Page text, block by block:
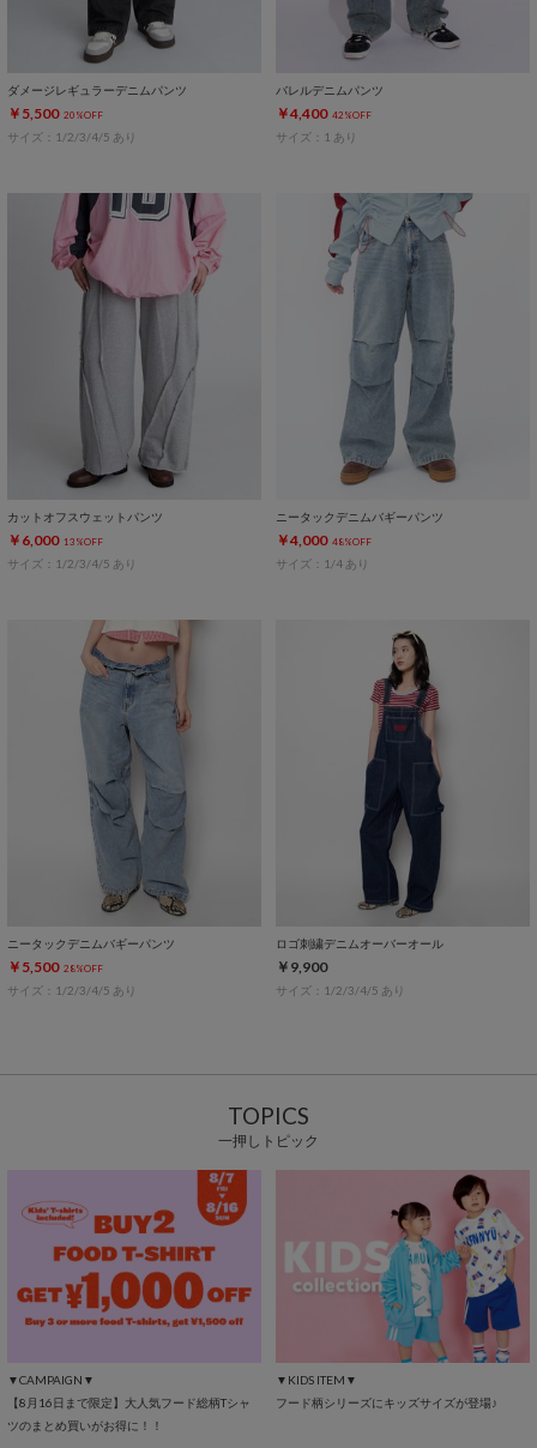
ダメージレギュラーデニムパンツ
￥5,500 20%OFF
サイズ：1/2/3/4/5 あり
バレルデニムパンツ
￥4,400 42%OFF
サイズ：1 あり
カットオフスウェットパンツ
￥6,000 13%OFF
サイズ：1/2/3/4/5 あり
ニータックデニムバギーパンツ
￥4,000 48%OFF
サイズ：1/4 あり
ニータックデニムバギーパンツ
￥5,500 28%OFF
サイズ：1/2/3/4/5 あり
ロゴ刺繍デニムオーバーオール
￥9,900
サイズ：1/2/3/4/5 あり
TOPICS
一押しトピック
▼CAMPAIGN▼
【8月16日まで限定】大人気フード総柄Tシャ
ツのまとめ買いがお得に！！
▼KIDS ITEM▼
フード柄シリーズにキッズサイズが登場♪